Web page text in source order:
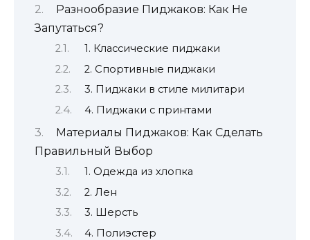
Разнообразие Пиджаков: Как Не
Запутаться?
1. Классические пиджаки
2. Спортивные пиджаки
3. Пиджаки в стиле милитари
4. Пиджаки с принтами
Материалы Пиджаков: Как Сделать
Правильный Выбор
1. Одежда из хлопка
2. Лен
3. Шерсть
4. Полиэстер